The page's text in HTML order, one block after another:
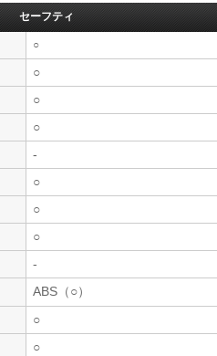
セーフティ
○
○
○
○
-
○
○
○
-
ABS（○）
○
○